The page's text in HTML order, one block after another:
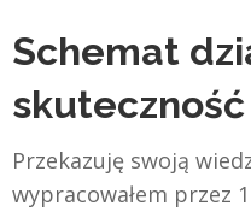
Schemat
skuteczność
Przekazuję swoją
wypracowałem przez